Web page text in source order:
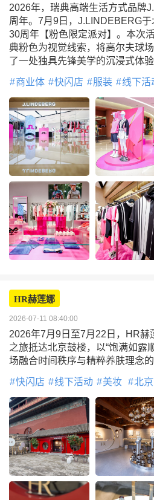
2026年，瑞典高端生活方式品牌
周年。7月9日，J.LINDEBERG
30周年【粉色限定派对】。本次
典粉色为视觉线索，将高尔夫球
了一处独具先锋美学的沉浸式体验
商业体 快闪店 服装 线下活
HR赫莲娜
2026-07-11 08:40:00
2026年7月9日至7月22日，HR赫
之旅抵达北京鼓楼，以“饱满如露
场融合时间秩序与精粹养肤理念的
快闪店 线下活动 美妆 北